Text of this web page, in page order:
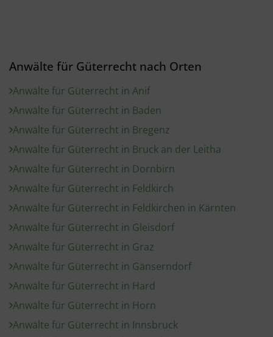
Anwälte für Güterrecht nach Orten
Anwälte für Güterrecht in Anif
Anwälte für Güterrecht in Baden
Anwälte für Güterrecht in Bregenz
Anwälte für Güterrecht in Bruck an der Leitha
Anwälte für Güterrecht in Dornbirn
Anwälte für Güterrecht in Feldkirch
Anwälte für Güterrecht in Feldkirchen in Kärnten
Anwälte für Güterrecht in Gleisdorf
Anwälte für Güterrecht in Graz
Anwälte für Güterrecht in Gänserndorf
Anwälte für Güterrecht in Hard
Anwälte für Güterrecht in Horn
Anwälte für Güterrecht in Innsbruck